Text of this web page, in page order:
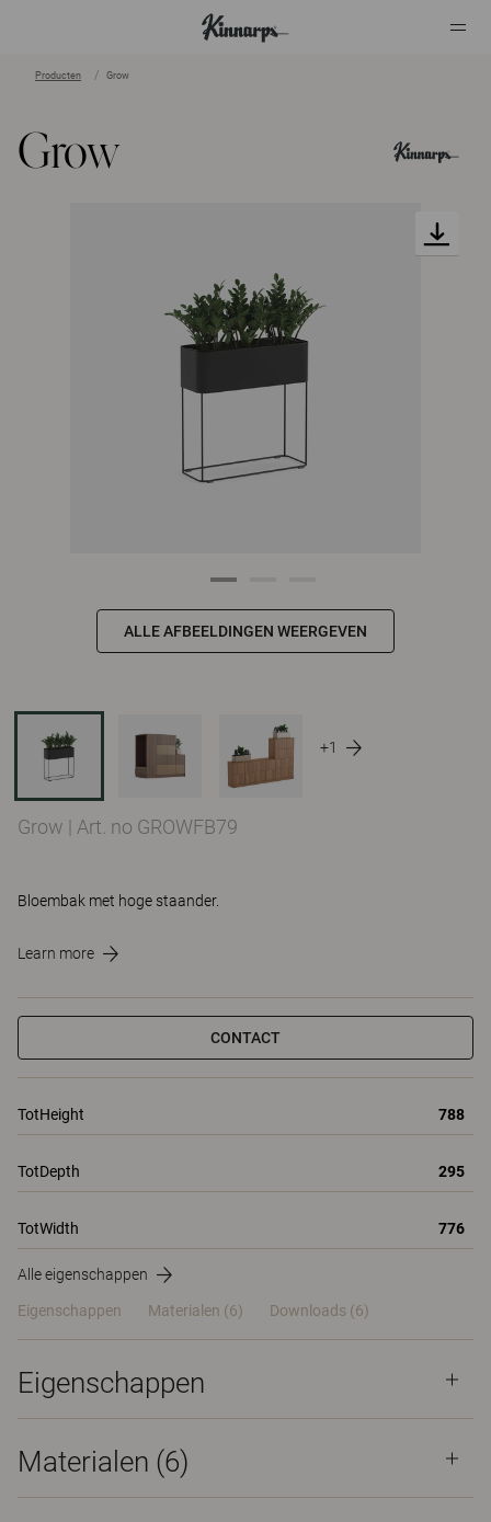
Producten Grow
Grow
ALLE AFBEELDINGEN WEERGEVEN
+1
Grow | Art. no GROWFB79
Bloembak met hoge staander.
Learn more
CONTACT
TotHeight 788
TotDepth 295
TotWidth 776
Alle eigenschappen
Eigenschappen Materialen (6) Downloads (6)
Eigenschappen
Materialen (6)